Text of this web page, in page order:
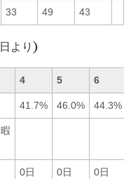
33 49 43
より)
4 5 6
41.7% 46.0% 44.3%
0日 0日 0日